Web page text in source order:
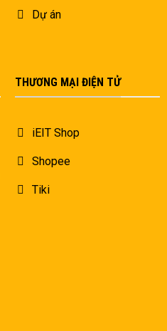
Dự án
THƯƠNG MẠI ĐIỆN TỬ
iEIT Shop
Shopee
Tiki